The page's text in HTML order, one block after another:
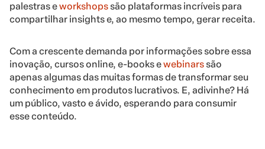
palestras eworkshopssão plataformas incríveis para
compartilhar insights e, ao mesmo tempo, gerar receita.
Com a crescente demanda por informações sobre essa
inovação, cursos online, e-books ewebinarssão
apenas algumas das muitas formas de transformar seu
conhecimento em produtos lucrativos. E, adivinhe? Há
um público, vasto e ávido, esperando para consumir
esse conteúdo.